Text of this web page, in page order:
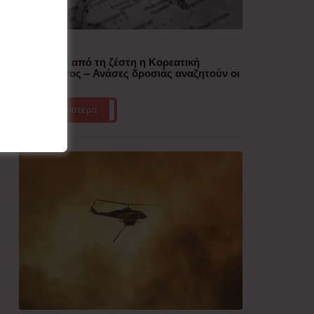
“Έλιωσε” από τη ζέστη η Κορεατική
Χερσόνησος – Ανάσες δροσιάς αναζητούν οι
Περισσότερα